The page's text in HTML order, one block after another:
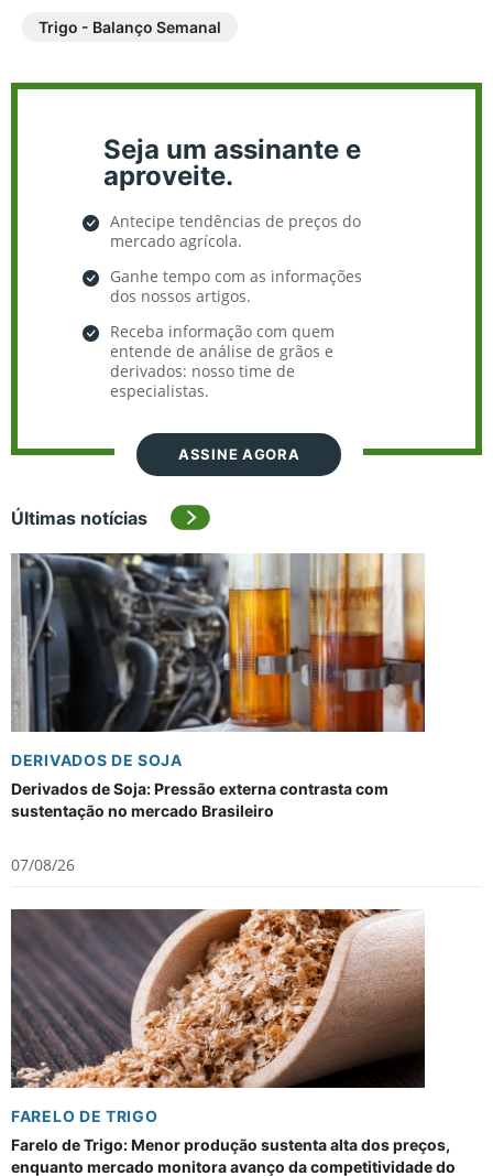
Trigo - Balanço Semanal
Seja um assinante e
aproveite.
Antecipe tendências de preços do
mercado agrícola.
Ganhe tempo com as informações
dos nossos artigos.
Receba informação com quem
entende de análise de grãos e
derivados: nosso time de
especialistas.
ASSINE AGORA
Últimas notícias
DERIVADOS DE SOJA
Derivados de Soja: Pressão externa contrasta com
sustentação no mercado Brasileiro
07/08/26
FARELO DE TRIGO
Farelo de Trigo: Menor produção sustenta alta dos preços,
enquanto mercado monitora avanço da competitividade do